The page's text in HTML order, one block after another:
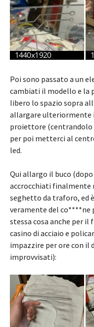
Poi sono passato a un
cambiati il modello e la
libero lo spazio sopra
allargare ulteriormente
proiettore (centrandolo
per poi metterci al
led.
Qui allargo il buco
accrocchiati finalmente
seghetto da traforo, ed
veramente del co****ne
stessa cosa anche per
casino di acciaio e
impazzire per ore con il
improvvisati):